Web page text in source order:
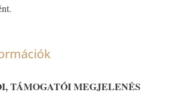
TÁMOGATÓI MEGJELENÉS